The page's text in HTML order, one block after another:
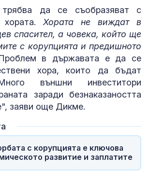
трябва да се съобразяват с
Хората не виждат в
спасител, а човека, който ще
с корупцията и предишното
в държавата е да се
хора, които да бъдат
външни инвеститори
заради безнаказаността
заяви още Дикме.
с корупцията е ключова
развитие и заплатите